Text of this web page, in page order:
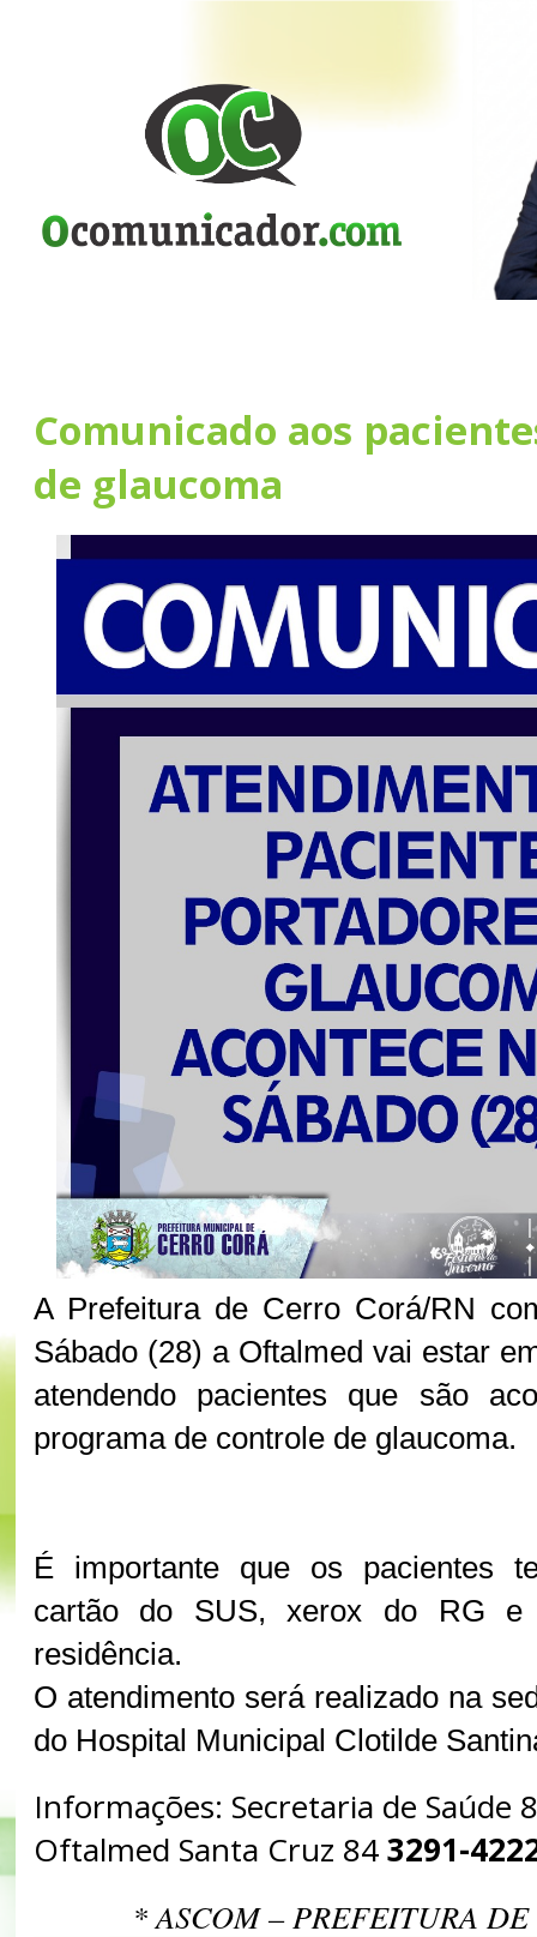
Comunicado aos
de glaucoma
A Prefeitura de Cerro Corá/RN
Sábado (28) a Oftalmed vai estar
atendendo pacientes que são
programa de controle de glaucoma.
É importante que os pacientes
cartão do SUS, xerox do RG e
residência.
O atendimento será realizado na
do Hospital Municipal Clotilde
Informações: Secretaria de Saúde
Oftalmed Santa Cruz 843291-
* ASCOM – PREFEITURA DE